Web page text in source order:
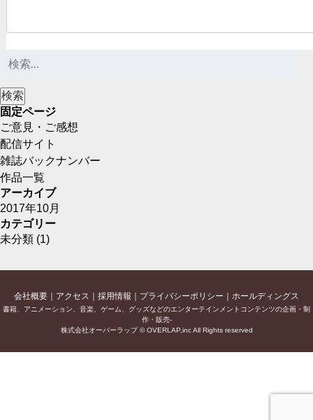
固定ページ
ご意見・ご感想
配信サイト
雑誌バックナンバー
作品一覧
アーカイブ
2017年10月
カテゴリー
未分類 (1)
会社概要 アクセス 採用情報 プライバシーポリシー ホールディングス
書籍、アニメーション、音楽、ゲーム、グッズなどのエンターテインメントコンテンツの企画・制
作・販売-
株式会社オーバーラップ © OVERLAP,inc All Rights reserved